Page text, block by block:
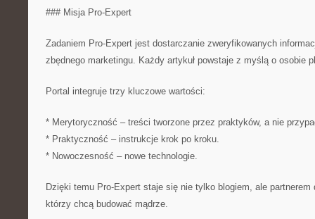
### Misja Pro-Expert
Zadaniem Pro-Expert jest dostarczanie zweryfikowanych
zbędnego marketingu. Każdy artykuł powstaje z myślą o osobie
Portal integruje trzy kluczowe wartości:
* Merytoryczność – treści tworzone przez praktyków, a nie
* Praktyczność – instrukcje krok po kroku.
* Nowoczesność – nowe technologie.
Dzięki temu Pro-Expert staje się nie tylko blogiem, ale
którzy chcą budować mądrze.